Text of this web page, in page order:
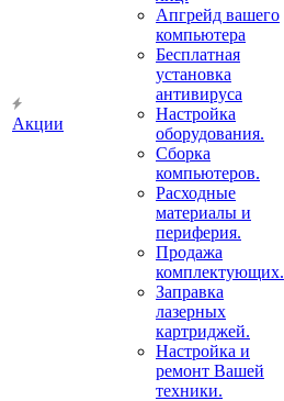
Акции
Апгрейд вашего
компьютера
Бесплатная
установка
антивируса
Настройка
оборудования.
Сборка
компьютеров.
Расходные
материалы и
периферия.
Продажа
комплектующих.
Заправка
лазерных
картриджей.
Настройка и
ремонт Вашей
техники.